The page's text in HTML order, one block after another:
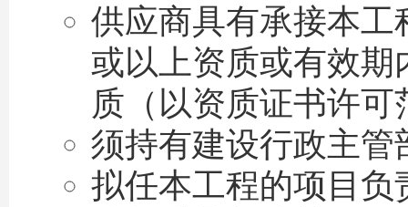
供应商具有承接本
或以上资质或有效
质（以资质证书许
须持有建设行政主
拟任本工程的项目